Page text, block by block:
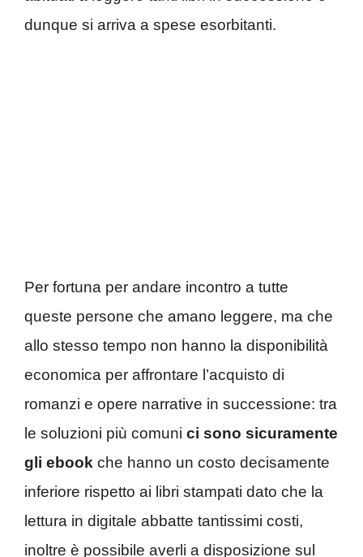
dunque si arriva a spese esorbitanti.
Per fortuna per andare incontro a tutte
queste persone che amano leggere, ma che
allo stesso tempo non hanno la disponibilità
economica per affrontare l’acquisto di
romanzi e opere narrative in successione: tra
le soluzioni più comuni ci sono sicuramente
gli ebook che hanno un costo decisamente
inferiore rispetto ai libri stampati dato che la
lettura in digitale abbatte tantissimi costi,
inoltre è possibile averli a disposizione sul